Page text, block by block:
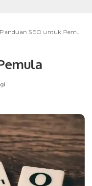
Panduan SEO untuk Pemula